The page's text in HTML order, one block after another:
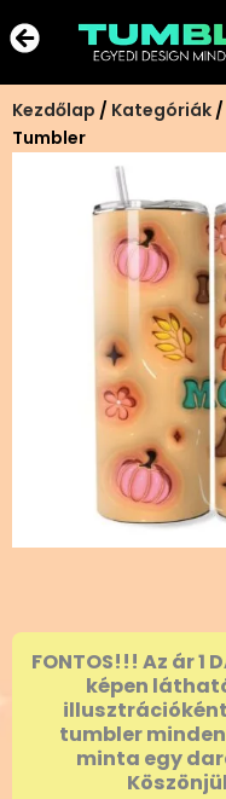
a
tartalomra
Kezdőlap / Kategóriák /
Tumbler
FONTOS!!! Az ár
képen
tumbler
minta egy